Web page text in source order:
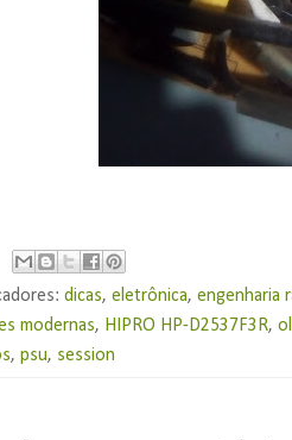
dicas,eletrônica,engenharia
modernas, HIPRO HP-D2537F3R,
,psu, session